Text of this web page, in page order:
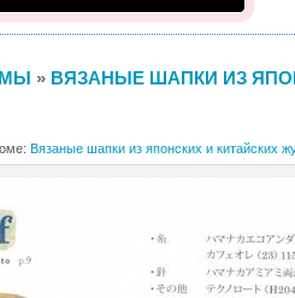
» ВЯЗАНЫЕ ШАПКИ ИЗ
Вязаные шапки из японских и китайских